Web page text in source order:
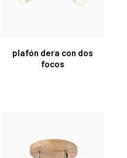
plafón dera con dos
focos